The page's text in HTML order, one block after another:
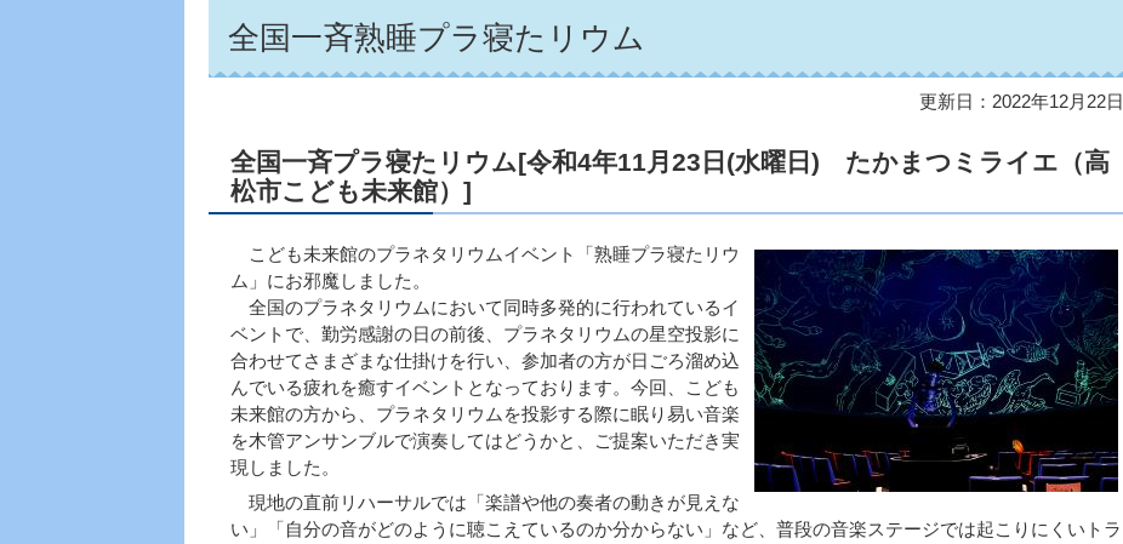
全国一斉熟睡プラ寝たリウム
更新日：2022年12月22日
全国一斉プラ寝たリウム[令和4年11月23日(水曜日) たかまつミライエ（高
松市こども未来館）]
こども未来館のプラネタリウムイベント「熟睡プラ寝たリウ
ム」にお邪魔しました。
全国のプラネタリウムにおいて同時多発的に行われているイ
ベントで、勤労感謝の日の前後、プラネタリウムの星空投影に
合わせてさまざまな仕掛けを行い、参加者の方が日ごろ溜め込
んでいる疲れを癒すイベントとなっております。今回、こども
未来館の方から、プラネタリウムを投影する際に眠り易い音楽
を木管アンサンブルで演奏してはどうかと、ご提案いただき実
現しました。
現地の直前リハーサルでは「楽譜や他の奏者の動きが見えな
い」「自分の音がどのように聴こえているのか分からない」など、普段の音楽ステージでは起こりにくいトラ